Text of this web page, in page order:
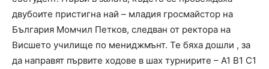
двубоите пристигна най – младия гросмайстор на
България Момчил Петков, следван от ректора на
Висшето училище по мениджмънт. Те бяха дошли , за
да направят първите ходове в шах турнирите – А1 B1 C1